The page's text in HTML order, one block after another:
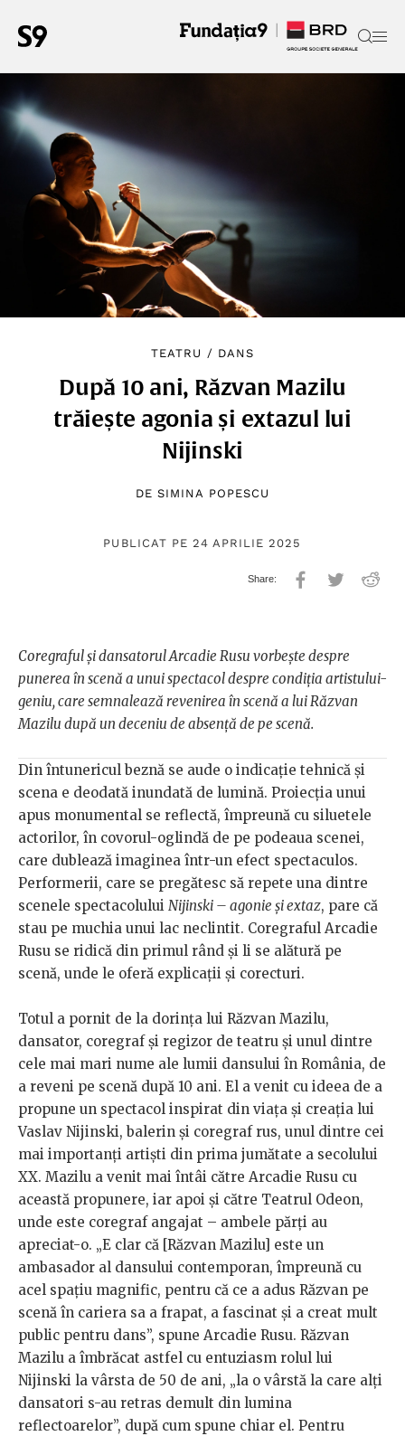
TEATRU / DANS
După 10 ani, Răzvan Mazilu
trăiește agonia și extazul lui
Nijinski
DESIMINA POPESCU
PUBLICAT PE 24 APRILIE 2025
Coregraful și dansatorul Arcadie Rusu vorbește despre
punerea în scenă a unui spectacol despre condiția artistului-
geniu, care semnalează revenirea în scenă a lui Răzvan
Mazilu după un deceniu de absență de pe scenă.
Din întunericul beznă se aude o indicație tehnică și
scena e deodată inundată de lumină. Proiecția unui
apus monumental se reflectă, împreună cu siluetele
actorilor, în covorul-oglindă de pe podeaua scenei,
care dublează imaginea într-un efect spectaculos.
Performerii, care se pregătesc să repete una dintre
scenele spectacolului Nijinski – agonie și extaz, pare că
stau pe muchia unui lac neclintit. Coregraful Arcadie
Rusu se ridică din primul rând și li se alătură pe
scenă, unde le oferă explicații și corecturi.
Totul a pornit de la dorința lui Răzvan Mazilu,
dansator, coregraf și regizor de teatru și unul dintre
cele mai mari nume ale lumii dansului în România, de
a reveni pe scenă după 10 ani. El a venit cu ideea de a
propune un spectacol inspirat din viața și creația lui
Vaslav Nijinski, balerin și coregraf rus, unul dintre cei
mai importanți artiști din prima jumătate a secolului
XX. Mazilu a venit mai întâi către Arcadie Rusu cu
această propunere, iar apoi și către Teatrul Odeon,
unde este coregraf angajat – ambele părți au
apreciat-o. „E clar că [Răzvan Mazilu] este un
ambasador al dansului contemporan, împreună cu
acel spațiu magnific, pentru că ce a adus Răzvan pe
scenă în cariera sa a frapat, a fascinat și a creat mult
public pentru dans”, spune Arcadie Rusu. Răzvan
Mazilu a îmbrăcat astfel cu entuziasm rolul lui
Nijinski la vârsta de 50 de ani, „la o vârstă la care alți
dansatori s-au retras demult din lumina
reflectoarelor”, după cum spune chiar el. Pentru